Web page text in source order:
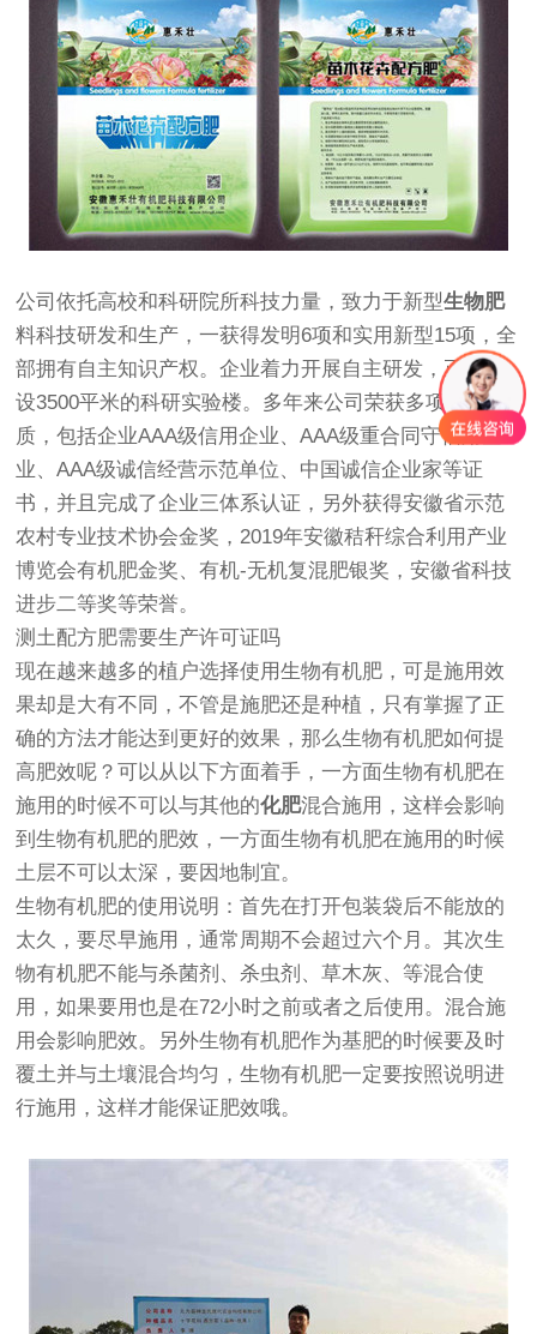
公司依托高校和科研院所科技力量，致力于新型生物肥
料科技研发和生产，一获得发明6项和实用新型15项，全
部拥有自主知识产权。企业着力开展自主研发，正在建
设3500平米的科研实验楼。多年来公司荣获多项荣誉资
质，包括企业AAA级信用企业、AAA级重合同守信用企
业、AAA级诚信经营示范单位、中国诚信企业家等证
书，并且完成了企业三体系认证，另外获得安徽省示范
农村专业技术协会金奖，2019年安徽秸秆综合利用产业
博览会有机肥金奖、有机-无机复混肥银奖，安徽省科技
进步二等奖等荣誉。
测土配方肥需要生产许可证吗
现在越来越多的植户选择使用生物有机肥，可是施用效
果却是大有不同，不管是施肥还是种植，只有掌握了正
确的方法才能达到更好的效果，那么生物有机肥如何提
高肥效呢？可以从以下方面着手，一方面生物有机肥在
施用的时候不可以与其他的化肥混合施用，这样会影响
到生物有机肥的肥效，一方面生物有机肥在施用的时候
土层不可以太深，要因地制宜。
生物有机肥的使用说明：首先在打开包装袋后不能放的
太久，要尽早施用，通常周期不会超过六个月。其次生
物有机肥不能与杀菌剂、杀虫剂、草木灰、等混合使
用，如果要用也是在72小时之前或者之后使用。混合施
用会影响肥效。另外生物有机肥作为基肥的时候要及时
覆土并与土壤混合均匀，生物有机肥一定要按照说明进
行施用，这样才能保证肥效哦。